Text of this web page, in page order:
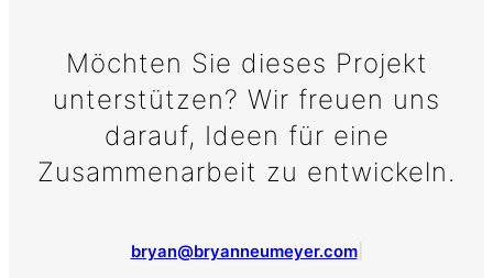
Möchten Sie dieses Projekt
unterstützen? Wir freuen uns
darauf, Ideen für eine
Zusammenarbeit zu entwickeln.
bryan@bryanneumeyer.com|